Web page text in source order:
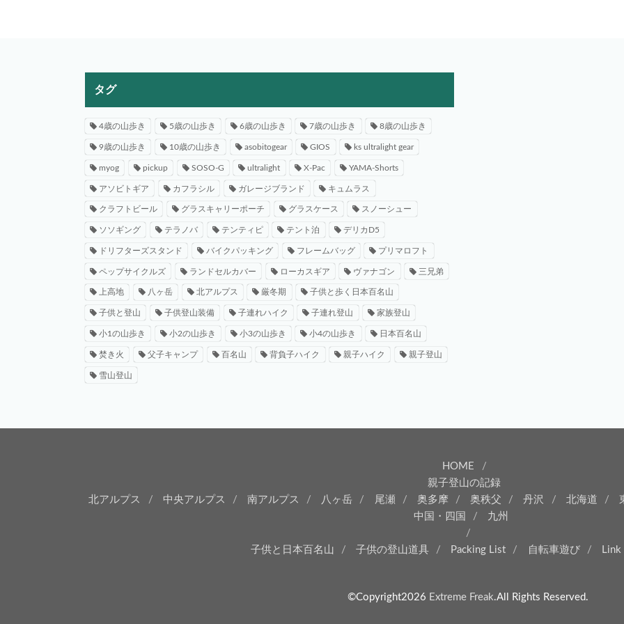
タグ
4歳の山歩き 5歳の山歩き 6歳の山歩き 7歳の山歩き 8歳の山歩き
9歳の山歩き 10歳の山歩き asobitogear GIOS ks ultralight gear
myog pickup SOSO-G ultralight X-Pac YAMA-Shorts
アソビトギア カフラシル ガレージブランド キュムラス
クラフトビール グラスキャリーポーチ グラスケース スノーシュー
ソソギング テラノバ テンティピ テント泊 デリカD5
ドリフターズスタンド バイクパッキング フレームバッグ プリマロフト
ペップサイクルズ ランドセルカバー ローカスギア ヴァナゴン 三兄弟
上高地 八ヶ岳 北アルプス 厳冬期 子供と歩く日本百名山
子供と登山 子供登山装備 子連れハイク 子連れ登山 家族登山
小1の山歩き 小2の山歩き 小3の山歩き 小4の山歩き 日本百名山
焚き火 父子キャンプ 百名山 背負子ハイク 親子ハイク 親子登山
雪山登山
HOME
親子登山の記録
北アルプス
中央アルプス 南アルプス 八ヶ岳 尾瀬 奥多摩 奥秩父 丹沢 北海道
中国・四国
九州
子供と日本百名山 子供の登山道具 Packing List 自転車遊び Link
©Copyright2026 Extreme Freak.All Rights Reserved.